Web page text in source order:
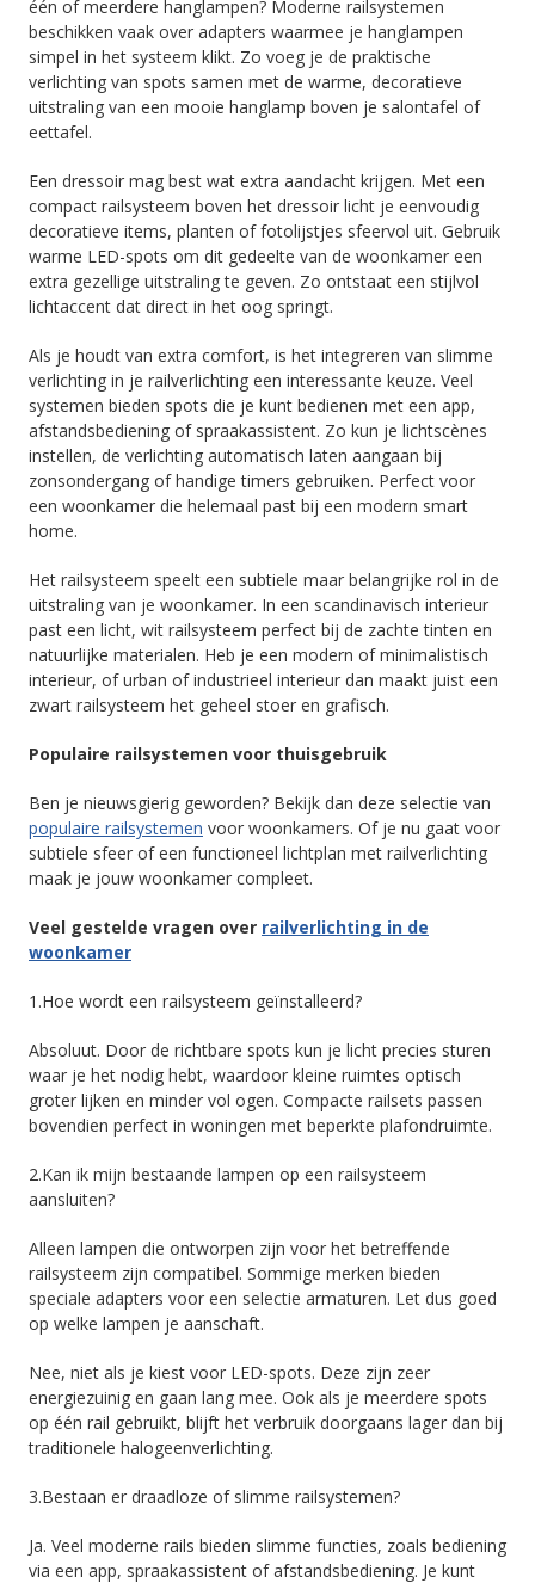
één of meerdere hanglampen? Moderne railsystemen
beschikken vaak over adapters waarmee je hanglampen
simpel in het systeem klikt. Zo voeg je de praktische
verlichting van spots samen met de warme, decoratieve
uitstraling van een mooie hanglamp boven je salontafel of
eettafel.
Een dressoir mag best wat extra aandacht krijgen. Met een
compact railsysteem boven het dressoir licht je eenvoudig
decoratieve items, planten of fotolijstjes sfeervol uit. Gebruik
warme LED-spots om dit gedeelte van de woonkamer een
extra gezellige uitstraling te geven. Zo ontstaat een stijlvol
lichtaccent dat direct in het oog springt.
Als je houdt van extra comfort, is het integreren van slimme
verlichting in je railverlichting een interessante keuze. Veel
systemen bieden spots die je kunt bedienen met een app,
afstandsbediening of spraakassistent. Zo kun je lichtscènes
instellen, de verlichting automatisch laten aangaan bij
zonsondergang of handige timers gebruiken. Perfect voor
een woonkamer die helemaal past bij een modern smart
home.
Het railsysteem speelt een subtiele maar belangrijke rol in de
uitstraling van je woonkamer. In een scandinavisch interieur
past een licht, wit railsysteem perfect bij de zachte tinten en
natuurlijke materialen. Heb je een modern of minimalistisch
interieur, of urban of industrieel interieur dan maakt juist een
zwart railsysteem het geheel stoer en grafisch.
Populaire railsystemen voor thuisgebruik
Ben je nieuwsgierig geworden? Bekijk dan deze selectie van
populaire railsystemen voor woonkamers. Of je nu gaat voor
subtiele sfeer of een functioneel lichtplan met railverlichting
maak je jouw woonkamer compleet.
Veel gestelde vragen over railverlichting in de
woonkamer
1.Hoe wordt een railsysteem geïnstalleerd?
Absoluut. Door de richtbare spots kun je licht precies sturen
waar je het nodig hebt, waardoor kleine ruimtes optisch
groter lijken en minder vol ogen. Compacte railsets passen
bovendien perfect in woningen met beperkte plafondruimte.
2.Kan ik mijn bestaande lampen op een railsysteem
aansluiten?
Alleen lampen die ontworpen zijn voor het betreffende
railsysteem zijn compatibel. Sommige merken bieden
speciale adapters voor een selectie armaturen. Let dus goed
op welke lampen je aanschaft.
Nee, niet als je kiest voor LED-spots. Deze zijn zeer
energiezuinig en gaan lang mee. Ook als je meerdere spots
op één rail gebruikt, blijft het verbruik doorgaans lager dan bij
traditionele halogeenverlichting.
3.Bestaan er draadloze of slimme railsystemen?
Ja. Veel moderne rails bieden slimme functies, zoals bediening
via een app, spraakassistent of afstandsbediening. Je kunt